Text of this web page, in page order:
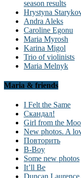
season results
Hrystyna
Andra Aleks
Caroline Egonu
Maria Myrosh
Karina Migol
Trio of violinists
Maria Melnyk
Maria & friends
I Felt the Same
Скандал!
Girl from the
New photos. A
Повторить
B-Boy
Some new photos
It’ll Be